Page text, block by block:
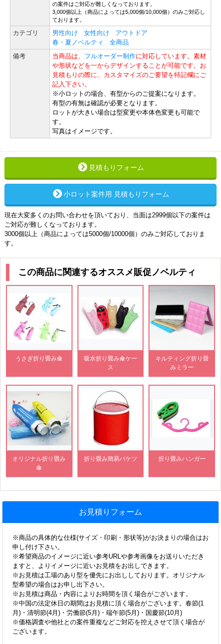
の案件はご対応が難しくなっております。
3,000個以上（商品によっては5,000個/10,000個）のみご対応し
ております。
カテゴリ 男性向け 女性向け
アウトドア
春・夏ノベルティ
全商品
備考
当商品は、 フルオーダー制作に対応しています。素材
や形状などを一からデザインすることが可能です。お
見積もりの際に、カスタマイズのご要望を特記欄にご
記入下さい。
※小ロットの場合、有型からのご提案になります。
有型の有無は確認が必要となります。
ロットが大きい場合は型変更や本体色変更も可能で
す。
写真はイメージです。
見積もりフォーム
小ロット案件用 見積もりフォーム
現在大変多くのお問い合わせを頂いており、当面は2999個以下の案件は
ご対応が難しくなっております。
3000個以上（商品によっては5000個/10000個）のみご対応しておりま
す。
この商品に関連するオススメ販促ノベルティ
うさぎ折り畳み傘
吸水折り畳み傘ケー
ス
キルティング折り畳
みミラー
オリジナル折り畳み
傘
折り畳み簡易バケツ 折り畳みハンガー
お見積りフォーム
※商品の具体的な仕様(サイズ・印刷・形状等)がお決まりの場合はお
申し付け下さい。
※希望商品のイメージに近い参考URLや参考画像をお送りいただき
ますと、よりイメージに近いお見積をお出しできます。
※お見積は工場のあり型を優先にお出ししております。オリジナル
型希望の場合はお申し出下さい。
※お見積は商品・内容によりお時間を頂く場合がございます。
※中国の法定休日の期間はお見積に頂く場合がございます。春節(1
月)・清明節(4月)・労働節(5月)・端午節(5月)・国慶節(10月)
※価格調査や他社との案件重複などご対応を控えさせて頂く場合が
ございます。